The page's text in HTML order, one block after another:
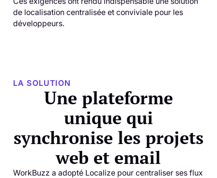
de localisation centralisée et conviviale pour les
développeurs.
LA SOLUTION
Une plateforme
unique qui
synchronise les projets
web et email
WorkBuzz a adopté Localize pour centraliser ses flux